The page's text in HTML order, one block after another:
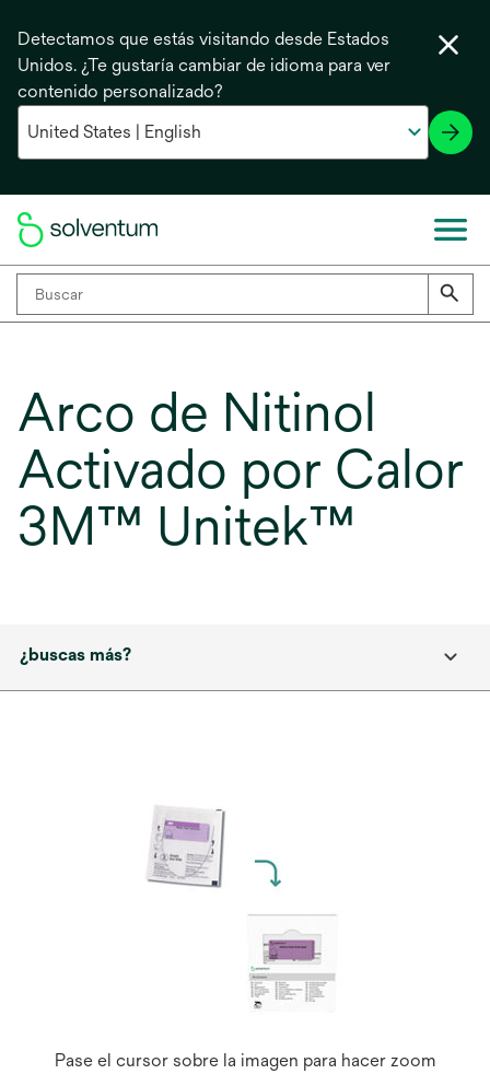
Detectamos que estás visitando desde Estados
Unidos. ¿Te gustaría cambiar de idioma para ver
contenido personalizado?
Arco de Nitinol
Activado por Calor
3M™ Unitek™
¿buscas más?
Pase el cursor sobre la imagen para hacer zoom